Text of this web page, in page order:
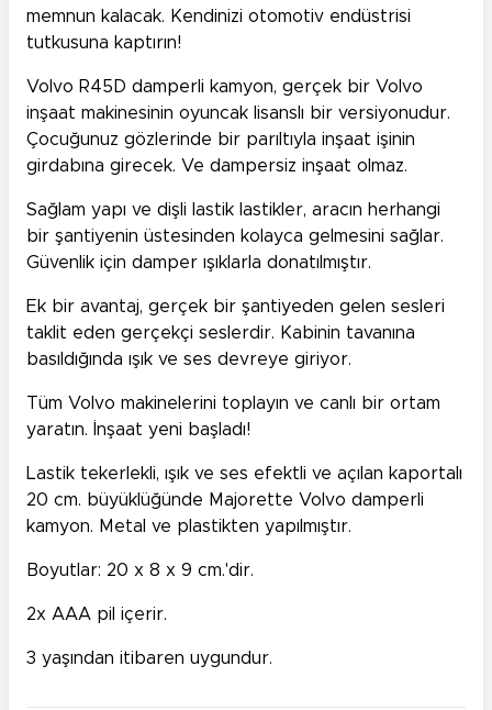
memnun kalacak. Kendinizi otomotiv endüstrisi
tutkusuna kaptırın!
Volvo R45D damperli kamyon, gerçek bir Volvo
inşaat makinesinin oyuncak lisanslı bir versiyonudur.
Çocuğunuz gözlerinde bir parıltıyla inşaat işinin
girdabına girecek. Ve dampersiz inşaat olmaz.
Sağlam yapı ve dişli lastik lastikler, aracın herhangi
bir şantiyenin üstesinden kolayca gelmesini sağlar.
Güvenlik için damper ışıklarla donatılmıştır.
Ek bir avantaj, gerçek bir şantiyeden gelen sesleri
taklit eden gerçekçi seslerdir. Kabinin tavanına
basıldığında ışık ve ses devreye giriyor.
Tüm Volvo makinelerini toplayın ve canlı bir ortam
yaratın. İnşaat yeni başladı!
Lastik tekerlekli, ışık ve ses efektli ve açılan kaportalı
20 cm. büyüklüğünde Majorette Volvo damperli
kamyon. Metal ve plastikten yapılmıştır.
Boyutlar: 20 x 8 x 9 cm.'dir.
2x AAA pil içerir.
3 yaşından itibaren uygundur.